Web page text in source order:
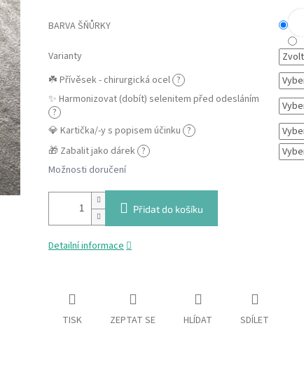
BARVA ŠŇŮRKY
Varianty
☘️ Přívěsek - chirurgická ocel ?
✨ Harmonizovat (dobít) selenitem před odesláním
?
💎 Kartička/-y s popisem účinku ?
🎁 Zabalit jako dárek ?
Možnosti doručení
Přidat do košíku
Detailní informace
TISK ZEPTAT SE HLÍDAT SDÍLET